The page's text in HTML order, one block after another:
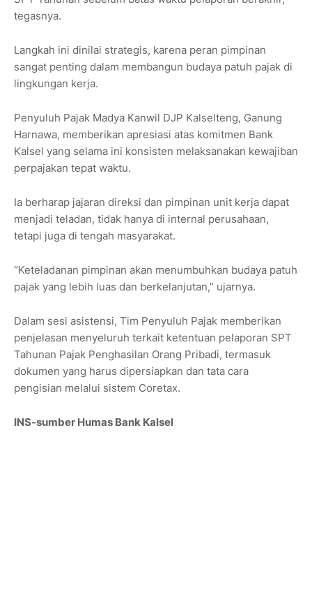
tegasnya.
Langkah ini dinilai strategis, karena peran pimpinan
sangat penting dalam membangun budaya patuh pajak di
lingkungan kerja.
Penyuluh Pajak Madya Kanwil DJP Kalselteng, Ganung
Harnawa, memberikan apresiasi atas komitmen Bank
Kalsel yang selama ini konsisten melaksanakan kewajiban
perpajakan tepat waktu.
Ia berharap jajaran direksi dan pimpinan unit kerja dapat
menjadi teladan, tidak hanya di internal perusahaan,
tetapi juga di tengah masyarakat.
“Keteladanan pimpinan akan menumbuhkan budaya patuh
pajak yang lebih luas dan berkelanjutan,” ujarnya.
Dalam sesi asistensi, Tim Penyuluh Pajak memberikan
penjelasan menyeluruh terkait ketentuan pelaporan SPT
Tahunan Pajak Penghasilan Orang Pribadi, termasuk
dokumen yang harus dipersiapkan dan tata cara
pengisian melalui sistem Coretax.
INS-sumber Humas Bank Kalsel